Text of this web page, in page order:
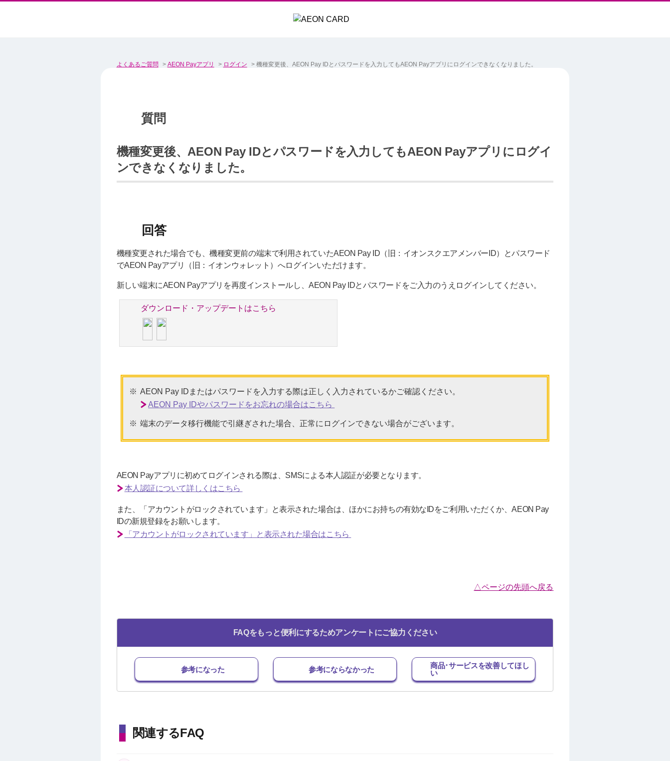
よくあるご質問 > AEON Payアプリ > ログイン > 機種変更後、AEON Pay IDとパスワードを入力してもAEON Payアプリにログインできなくなりました。
機種変更後、AEON Pay IDとパスワードを入力してもAEON Payアプリにログイ
ンできなくなりました。
機種変更された場合でも、機種変更前の端末で利用されていたAEON Pay ID（旧：イオンスクエアメンバーID）とパスワード
でAEON Payアプリ（旧：イオンウォレット）へログインいただけます。
新しい端末にAEON Payアプリを再度インストールし、AEON Pay IDとパスワードをご入力のうえログインしてください。
ダウンロード・アップデートはこちら
AEON Pay IDまたはパスワードを入力する際は正しく入力されているかご確認ください。
AEON Pay IDやパスワードをお忘れの場合はこちら
端末のデータ移行機能で引継ぎされた場合、正常にログインできない場合がございます。
AEON Payアプリに初めてログインされる際は、SMSによる本人認証が必要となります。
本人認証について詳しくはこちら
また、「アカウントがロックされています」と表示された場合は、ほかにお持ちの有効なIDをご利用いただくか、AEON Pay
IDの新規登録をお願いします。
「アカウントがロックされています」と表示された場合はこちら
△ページの先頭へ戻る
FAQをもっと便利にするためアンケートにご協力ください
参考になった 参考にならなかった
商品･サービスを改善してほし
い
関連するFAQ